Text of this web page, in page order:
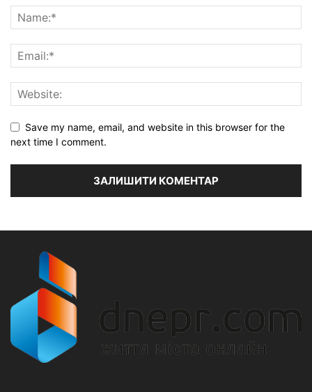
Save my name, email, and website in this browser for the
next time I comment.